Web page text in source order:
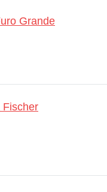
Grande
Fischer